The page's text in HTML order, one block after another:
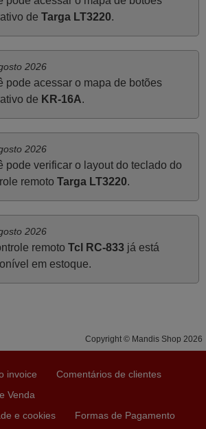
Domingos Manuel,
ao solicitado no corpo
durante a minha encomenda
da encomenda, informação ao
instruções durante o processo,
votos para que assim continuem, pois
raro encontrar Empresas cuja
o cliente seja tão prática e eficiente
Maio 2025
satisfeita com o comando
perfeito, a rapidez na entrega e a
de Targa LT3220.
2026
pode acessar o mapa de botões
de KR-16A.
2026
pode verificar o layout do teclado do
remoto Targa LT3220.
2026
remoto Tcl RC-833já está
em estoque.
Copyright © Mandis Shop 2026
invoice
Comentários de clientes
Venda
e cookies
Formas de Pagamento